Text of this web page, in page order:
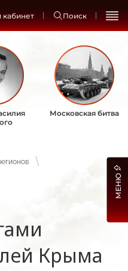
Поиск
Московская битва
Крыма
МЕНЮ